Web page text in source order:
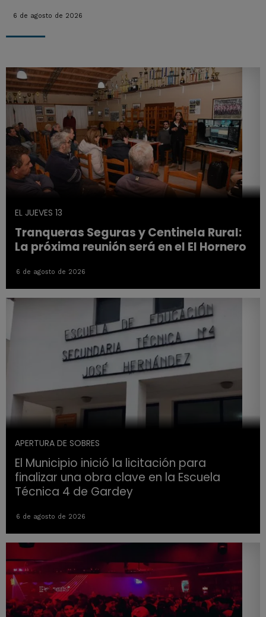
6 de agosto de 2026
EL JUEVES 13
Tranqueras Seguras y Centinela Rural:
La próxima reunión será en el El Hornero
6 de agosto de 2026
APERTURA DE SOBRES
El Municipio inició la licitación para
finalizar una obra clave en la Escuela
Técnica 4 de Gardey
6 de agosto de 2026